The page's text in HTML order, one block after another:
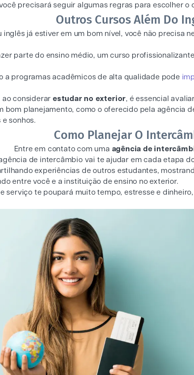
precisará seguir algumas regras para escolher
Outros Cursos Além Do
inglês já estiver em um bom nível, você não precisa
parte do ensino médio, um curso
a programas acadêmicos de alta qualidade pode
ao considerarestudar no exterior, é essencial
bom planejamento, como o oferecido pela agência
sonhos.
Como Planejar O
Entre em contato com uma agência de
de intercâmbio vai te ajudar em cada etapa
experiências de outros estudantes,
entre você e a instituição de ensino no exterior.
serviço te poupará muito tempo, estresse e